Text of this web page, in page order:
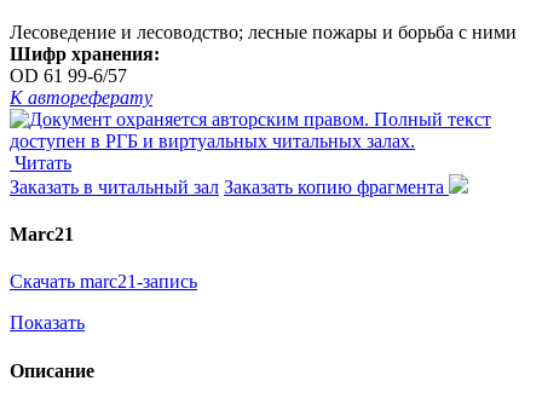
Лесоведение и лесоводство; лесные пожары и борьба с ними
Шифр хранения:
OD 61 99-6/57
К автореферату
Читать
Заказать в читальный зал Заказать копию фрагмента
Marc21
Скачать marc21-запись
Показать
Описание